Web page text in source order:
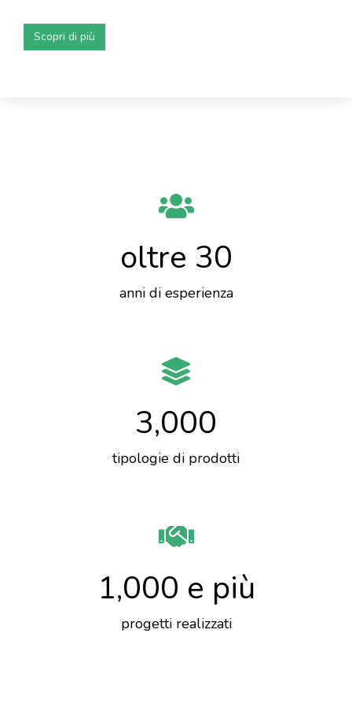
Scopri di più
oltre 30
anni di esperienza
3,000
tipologie di prodotti
1,000 e più
progetti realizzati